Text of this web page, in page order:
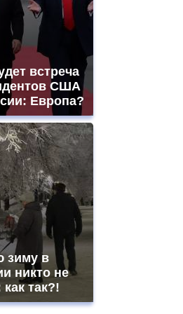
встреча
США
Европа?
зиму в
никто не
так?!